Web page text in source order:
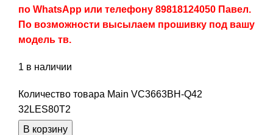
по WhatsApp или телефону 89818124050 Павел.
По возможности высылаем прошивку под вашу
модель тв.
1 в наличии
Количество товара Main VC3663BH-Q42
32LES80T2
В корзину